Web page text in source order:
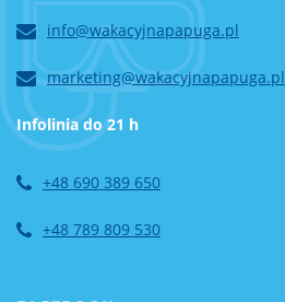
info@wakacyjnapapuga.pl
marketing@wakacyjnapapuga.pl
Infolinia do 21 h
+48 690 389 650
+48 789 809 530